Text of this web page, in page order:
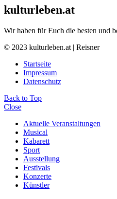
kulturleben.at
Wir haben für Euch die besten und
© 2023 kulturleben.at | Reisner
Startseite
Impressum
Datenschutz
Back to Top
Close
Aktuelle Veranstaltungen
Musical
Kabarett
Sport
Ausstellung
Festivals
Konzerte
Künstler